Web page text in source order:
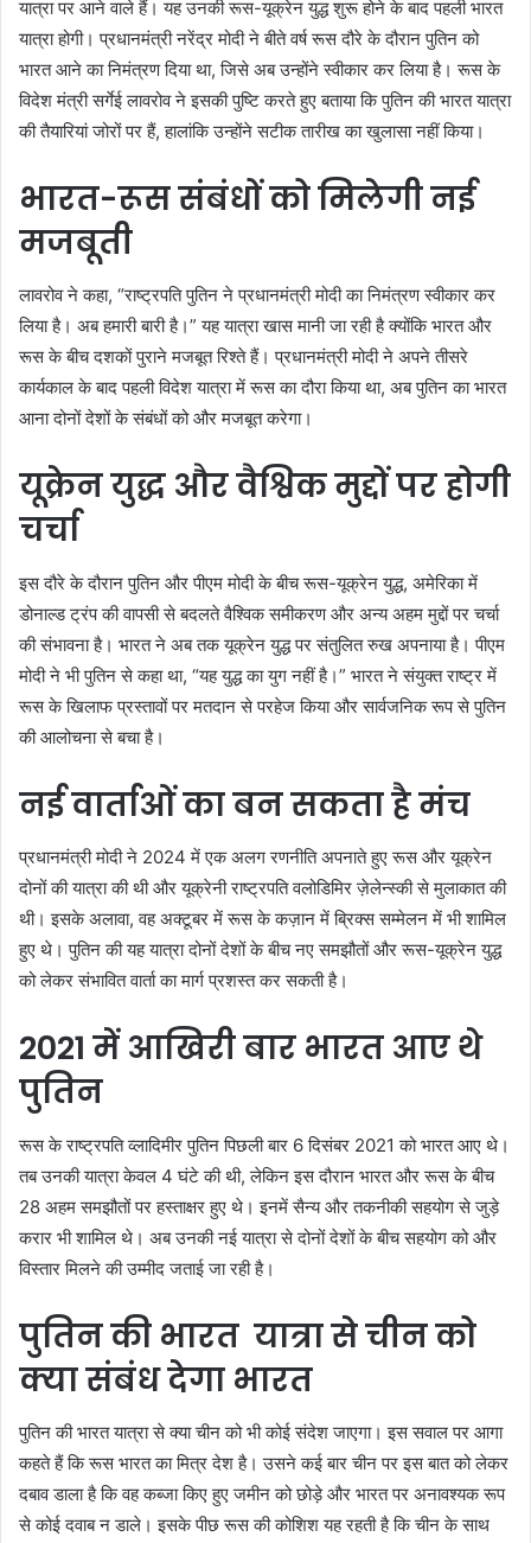
यात्रा पर आने वाले हैं। यह उनकी रूस-यूक्रेन युद्ध शुरू होने के बाद पहली भारत
यात्रा होगी। प्रधानमंत्री नरेंद्र मोदी ने बीते वर्ष रूस दौरे के दौरान पुतिन को
भारत आने का निमंत्रण दिया था, जिसे अब उन्होंने स्वीकार कर लिया है। रूस के
विदेश मंत्री सर्गेई लावरोव ने इसकी पुष्टि करते हुए बताया कि पुतिन की भारत यात्रा
की तैयारियां जोरों पर हैं, हालांकि उन्होंने सटीक तारीख का खुलासा नहीं किया।
भारत-रूस संबंधों को मिलेगी नई
मजबूती
लावरोव ने कहा, “राष्ट्रपति पुतिन ने प्रधानमंत्री मोदी का निमंत्रण स्वीकार कर
लिया है। अब हमारी बारी है।” यह यात्रा खास मानी जा रही है क्योंकि भारत और
रूस के बीच दशकों पुराने मजबूत रिश्ते हैं। प्रधानमंत्री मोदी ने अपने तीसरे
कार्यकाल के बाद पहली विदेश यात्रा में रूस का दौरा किया था, अब पुतिन का भारत
आना दोनों देशों के संबंधों को और मजबूत करेगा।
यूक्रेन युद्ध और वैश्विक मुद्दों पर होगी
चर्चा
इस दौरे के दौरान पुतिन और पीएम मोदी के बीच रूस-यूक्रेन युद्ध, अमेरिका में
डोनाल्ड ट्रंप की वापसी से बदलते वैश्विक समीकरण और अन्य अहम मुद्दों पर चर्चा
की संभावना है। भारत ने अब तक यूक्रेन युद्ध पर संतुलित रुख अपनाया है। पीएम
मोदी ने भी पुतिन से कहा था, “यह युद्ध का युग नहीं है।” भारत ने संयुक्त राष्ट्र में
रूस के खिलाफ प्रस्तावों पर मतदान से परहेज किया और सार्वजनिक रूप से पुतिन
की आलोचना से बचा है।
नई वार्ताओं का बन सकता है मंच
प्रधानमंत्री मोदी ने 2024 में एक अलग रणनीति अपनाते हुए रूस और यूक्रेन
दोनों की यात्रा की थी और यूक्रेनी राष्ट्रपति वलोडिमिर ज़ेलेन्स्की से मुलाकात की
थी। इसके अलावा, वह अक्टूबर में रूस के कज़ान में ब्रिक्स सम्मेलन में भी शामिल
हुए थे। पुतिन की यह यात्रा दोनों देशों के बीच नए समझौतों और रूस-यूक्रेन युद्ध
को लेकर संभावित वार्ता का मार्ग प्रशस्त कर सकती है।
2021 में आखिरी बार भारत आए थे
पुतिन
रूस के राष्ट्रपति व्लादिमीर पुतिन पिछली बार 6 दिसंबर 2021 को भारत आए थे।
तब उनकी यात्रा केवल 4 घंटे की थी, लेकिन इस दौरान भारत और रूस के बीच
28 अहम समझौतों पर हस्ताक्षर हुए थे। इनमें सैन्य और तकनीकी सहयोग से जुड़े
करार भी शामिल थे। अब उनकी नई यात्रा से दोनों देशों के बीच सहयोग को और
विस्तार मिलने की उम्मीद जताई जा रही है।
पुतिन की भारत यात्रा से चीन को
क्या संबंध देगा भारत
पुतिन की भारत यात्रा से क्या चीन को भी कोई संदेश जाएगा। इस सवाल पर आगा
कहते हैं कि रूस भारत का मित्र देश है। उसने कई बार चीन पर इस बात को लेकर
दबाव डाला है कि वह कब्जा किए हुए जमीन को छोड़े और भारत पर अनावश्यक रूप
से कोई दवाब न डाले। इसके पीछ रूस की कोशिश यह रहती है कि चीन के साथ